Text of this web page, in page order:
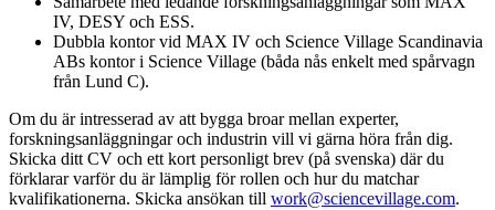
IV, DESY och ESS.
Dubbla kontor vid MAX IV och Science Village Scandinavia
ABs kontor i Science Village (båda nås enkelt med spårvagn
från Lund C).
Om du är intresserad av att bygga broar mellan experter,
forskningsanläggningar och industrin vill vi gärna höra från dig.
Skicka ditt CV och ett kort personligt brev (på svenska) där du
förklarar varför du är lämplig för rollen och hur du matchar
kvalifikationerna. Skicka ansökan till work@sciencevillage.com.